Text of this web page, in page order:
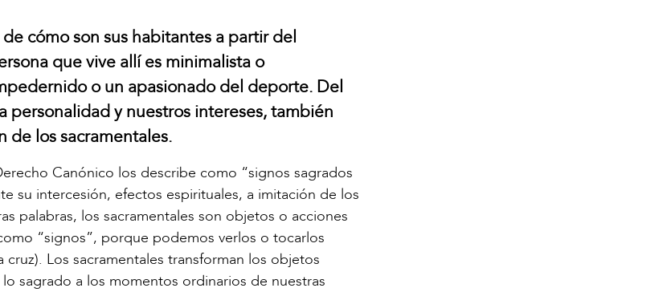
cómo son sus habitantes a partir del
que vive allí es minimalista o
o un apasionado del deporte. Del
y nuestros intereses, también
de los sacramentales.
Canónico los describe como “signos sagrados
su intercesión, efectos espirituales, a imitación de los
palabras, los sacramentales son objetos o acciones
“signos”, porque podemos verlos o tocarlos
Los sacramentales transforman los objetos
sagrado a los momentos ordinarios de nuestras